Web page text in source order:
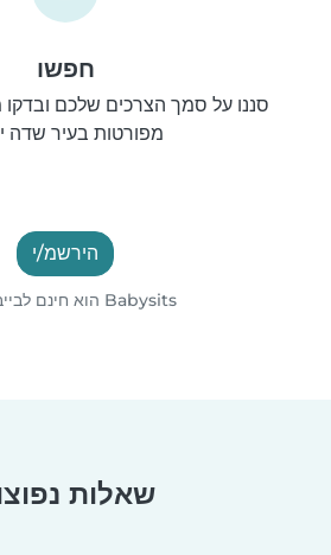
חפשו
סננו על סמך הצרכים שלכם
מפורטות בעיר שדה
הירשמ/י
Babysits הוא חינם לבייביסיטריות!
שאלות